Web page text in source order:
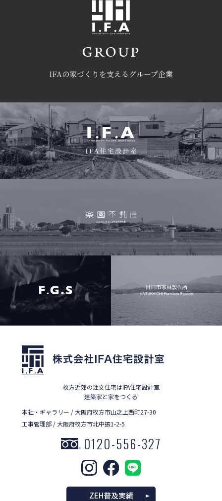
GROUP
IFAの家づくりを支えるグループ企業
枚方近郊の注文住宅はIFA住宅設計室
建築家と家をつくる
本社・ギャラリー / 大阪府枚方市山之上西町27-30
工事管理部 / 大阪府枚方市北中振1-2-5
0120-556-327
ZEH普及実績